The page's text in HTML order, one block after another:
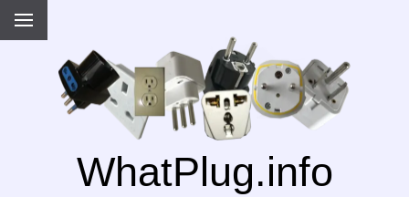
WhatPlug.info